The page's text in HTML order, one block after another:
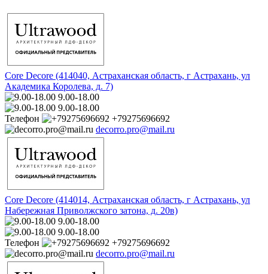
Core Decore (414040, Астраханская область, г Астрахань, ул
Академика Королева, д. 7)
9.00-18.00
9.00-18.00
Телефон
+79275696692
decorro.pro@mail.ru
Core Decore (414014, Астраханская область, г Астрахань, ул
Набережная Приволжского затона, д. 20в)
9.00-18.00
9.00-18.00
Телефон
+79275696692
decorro.pro@mail.ru